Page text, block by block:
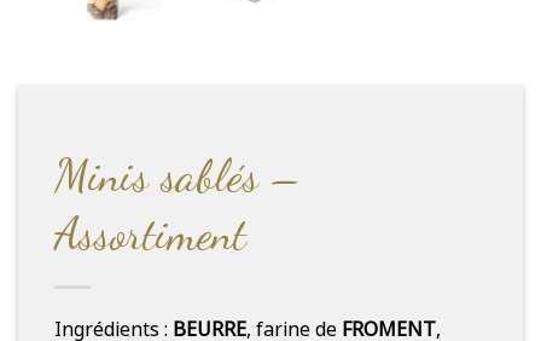
Minis sablés –
Assortiment
Ingrédients : BEURRE, farine de FROMENT,